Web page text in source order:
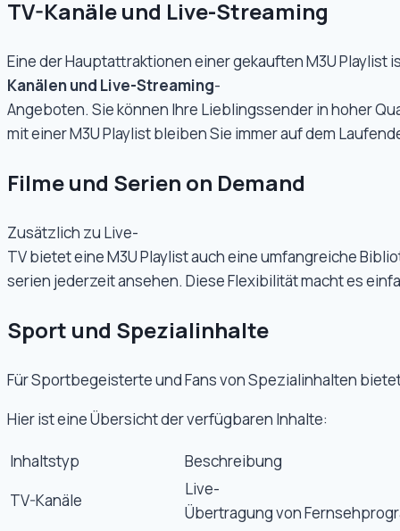
TV-Kanäle und Live-Streaming
Eine der Hauptattraktionen einer gekauften M3U Playlist
Kanälen und Live-Streaming-
Angeboten. Sie können Ihre Lieblingssender in hoher
mit einer M3U Playlist bleiben Sie immer auf dem
Filme und Serien on Demand
Zusätzlich zu Live-
TV bietet eine M3U Playlist auch eine umfangreiche
serien jederzeit ansehen. Diese Flexibilität macht es
Sport und Spezialinhalte
Für Sportbegeisterte und Fans von Spezialinhalten
Hier ist eine Übersicht der verfügbaren Inhalte:
Inhaltstyp
Beschreibung
TV-Kanäle
Live-
Übertragung von